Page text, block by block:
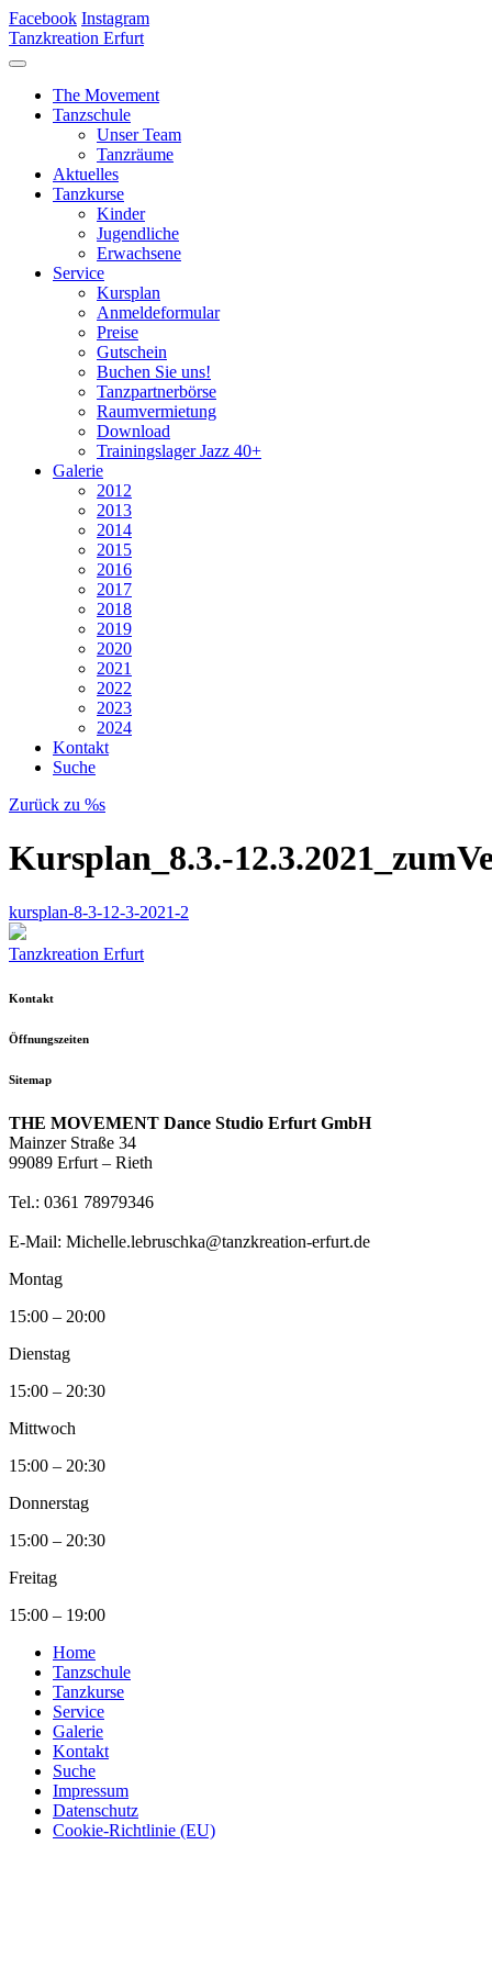
Facebook Instagram
Tanzkreation Erfurt
The Movement
Tanzschule
Unser Team
Tanzräume
Aktuelles
Tanzkurse
Kinder
Jugendliche
Erwachsene
Service
Kursplan
Anmeldeformular
Preise
Gutschein
Buchen Sie uns!
Tanzpartnerbörse
Raumvermietung
Download
Trainingslager Jazz 40+
Galerie
2012
2013
2014
2015
2016
2017
2018
2019
2020
2021
2022
2023
2024
Kontakt
Suche
Zurück zu %s
Kursplan_8.3.-
kursplan-8-3-12-3-2021-2
Tanzkreation Erfurt
Kontakt
Öffnungszeiten
Sitemap
THE MOVEMENT Dance Studio Erfurt GmbH
Mainzer Straße 34
99089 Erfurt – Rieth
Tel.: 0361 78979346
E-Mail: Michelle.lebruschka@tanzkreation-erfurt.de
Montag
15:00 – 20:00
Dienstag
15:00 – 20:30
Mittwoch
15:00 – 20:30
Donnerstag
15:00 – 20:30
Freitag
15:00 – 19:00
Home
Tanzschule
Tanzkurse
Service
Galerie
Kontakt
Suche
Impressum
Datenschutz
Cookie-Richtlinie (EU)